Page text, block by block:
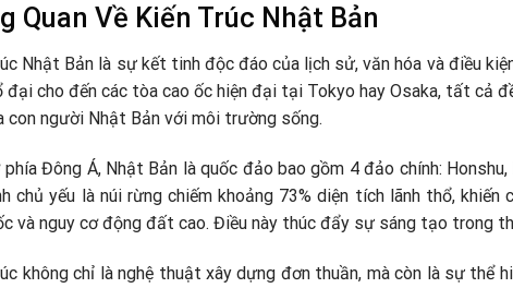
Quan Về Kiến Trúc Nhật Bản
Nhật Bản là sự kết tinh độc đáo của lịch sử, văn hóa và điều
đại cho đến các tòa cao ốc hiện đại tại Tokyo hay Osaka, tất cả
con người Nhật Bản với môi trường sống.
phía Đông Á, Nhật Bản là quốc đảo bao gồm 4 đảo chính:
chủ yếu là núi rừng chiếm khoảng 73% diện tích lãnh thổ,
và nguy cơ động đất cao. Điều này thúc đẩy sự sáng tạo trong
không chỉ là nghệ thuật xây dựng đơn thuần, mà còn là sự thể